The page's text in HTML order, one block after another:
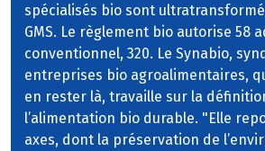
spécialisés bio sont
GMS. Le règlement bio autorise 58
conventionnel, 320. Le Synabio,
entreprises bio agroalimentaires,
en rester là, travaille sur la
l’alimentation bio durable. "Elle
axes, dont la préservation de